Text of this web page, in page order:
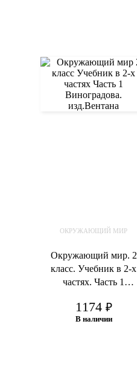
ОКРУЖАЮЩИЙ МИР
Окружающий мир. 2
класс. Учебник в 2-х
частях. Часть 1
1174 ₽
В наличии